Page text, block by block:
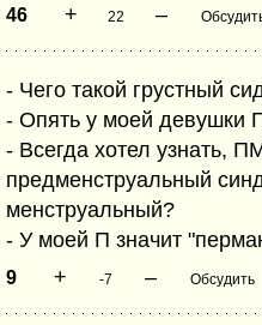
46 + 22 –
- Чего такой грустный
- Опять у моей девушки
- Всегда хотел узнать,
предменструальный
менструальный?
- У моей П значит
9 + -7 – Обсудить